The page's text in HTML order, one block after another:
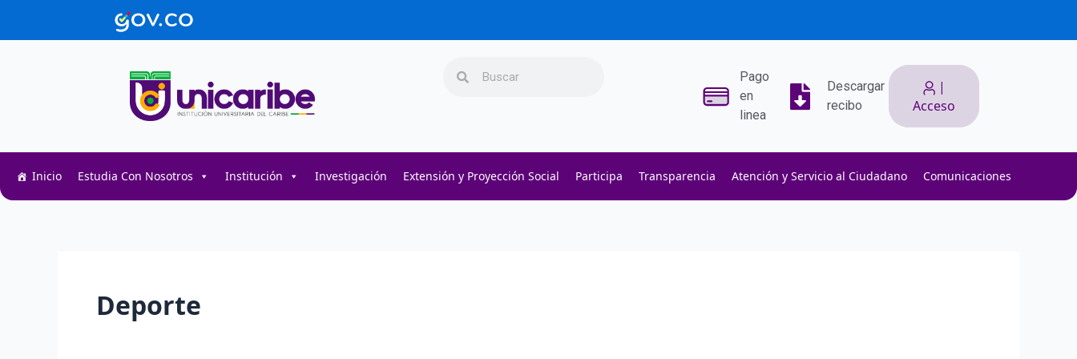
Pago
en
linea
Descargar
recibo
|
Acceso
Inicio Estudia Con Nosotros Institución Investigación Extensión y Proyección Social Participa Transparencia Atención y Servicio al Ciudadano Comunicaciones
Deporte